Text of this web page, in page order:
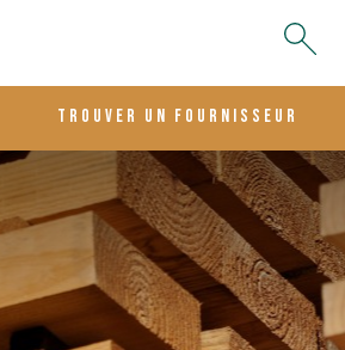
trouver un fournisseur